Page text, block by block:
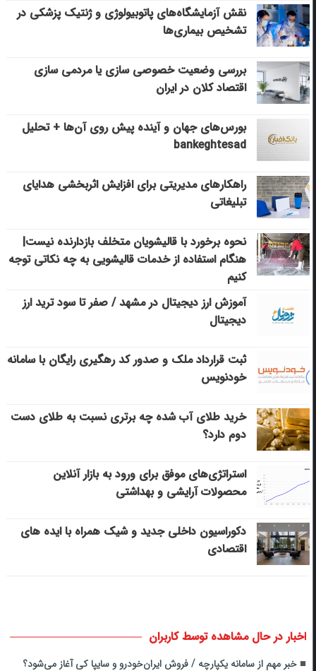
نقش آزمایشگاه‌های پاتوبیولوژی و ژنتیک پزشکی در
تشخیص بیماری‌ها
بررسی وضعیت خصوصی سازی یا مردمی سازی
اقتصاد کلان در ایران
بورس‌های جهان و آینده پیش روی آن‌ها + تحلیل
bankeghtesad
راهکارهای مدیریتی برای افزایش اثربخشی هدایای
تبلیغاتی
نحوه برخورد با قالیشویان متخلف بازدارنده نیست|
هنگام استفاده از خدمات قالیشویی به چه نکاتی توجه
کنیم
آموزش ارز دیجیتال در مشهد / صفر تا سود ترید ارز
دیجیتال
ثبت قرارداد ملک و صدور کد رهگیری رایگان با سامانه
خودنویس
خرید طلای آب شده چه برتری نسبت به طلای دست
دوم دارد؟
استراتژی‌های موفق برای ورود به بازار آنلاین
محصولات آرایشی و بهداشتی
دکوراسیون داخلی جدید و شیک همراه با ایده های
اقتصادی
اخبار در حال مشاهده توسط کاربران
خبر مهم از سامانه یکپارچه / فروش ایران‌خودرو و سایپا کی آغاز می‌شود؟